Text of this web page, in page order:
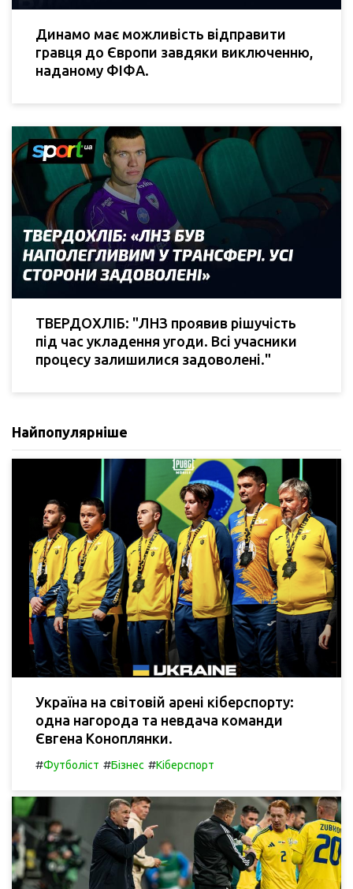
Динамо має можливість відправити
гравця до Європи завдяки виключенню,
наданому ФІФА.
ТВЕРДОХЛІБ: "ЛНЗ проявив рішучість
під час укладення угоди. Всі учасники
процесу залишилися задоволені."
Найпопулярніше
Україна на світовій арені кіберспорту:
одна нагорода та невдача команди
Євгена Коноплянки.
#Футболіст #Бізнес #Кіберспорт